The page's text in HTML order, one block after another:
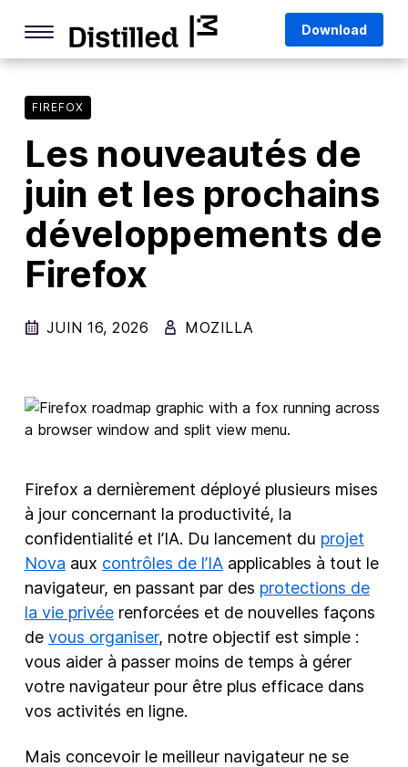
content
Life Online
Deep Dives
Q&As
Firefox
Privacy & Security
Firefox Features
Tips and Tricks
Mozilla VPN
Mozilla
Internet Policy
From the Team
Download
FIREFOX
Les nouveautés de
juin et les prochains
développements de
Firefox
JUIN 16, 2026 MOZILLA
Firefox a dernièrement déployé plusieurs mises
à jour concernant la productivité, la
confidentialité et l’IA. Du lancement du projet
Nova aux contrôles de l’IAapplicables à tout le
navigateur, en passant par des protections de
la vie privéerenforcées et de nouvelles façons
de vous organiser, notre objectif est simple :
vous aider à passer moins de temps à gérer
votre navigateur pour être plus efficace dans
vos activités en ligne.
Mais concevoir le meilleur navigateur ne se